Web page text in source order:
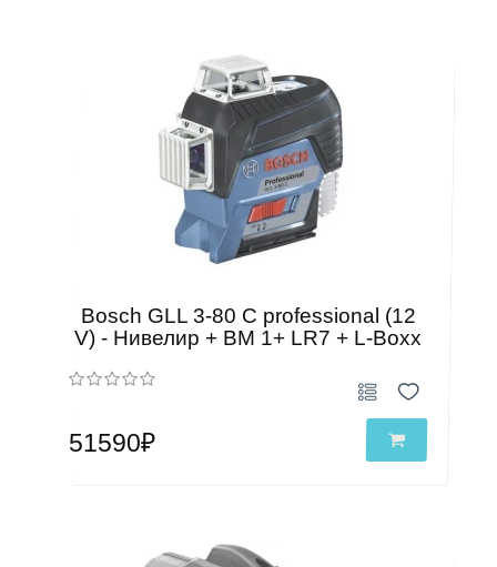
Bosch GLL 3-80 C professional (12
V) - Нивелир + BM 1+ LR7 + L-Boxx
51590₽